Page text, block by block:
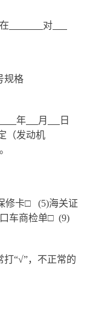
对
规格
年 月
日
（发动机
修卡□ (5)海关证
车商检单□ (9)
“√”，不正常的